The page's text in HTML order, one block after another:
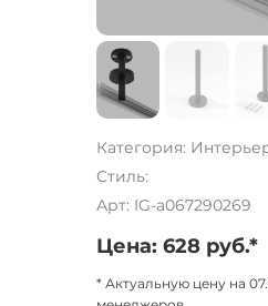
Категория:
Стиль:
Арт: IG-a067290269
Цена: 628 руб.*
* Актуальную цену на